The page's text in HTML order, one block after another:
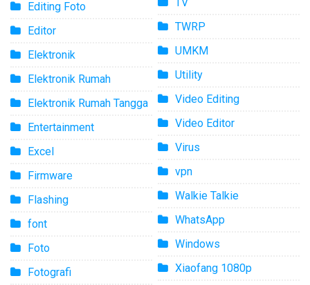
Editing Foto
Editor
Elektronik
Elektronik Rumah
Elektronik Rumah Tangga
Entertainment
Excel
Firmware
Flashing
font
Foto
Fotografi
TV
TWRP
UMKM
Utility
Video Editing
Video Editor
Virus
vpn
Walkie Talkie
WhatsApp
Windows
Xiaofang 1080p